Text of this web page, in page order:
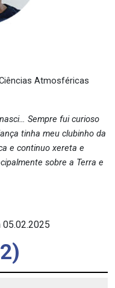
Atmosféricas
Sempre fui curioso
tinha meu clubinho da
e continuo xereta e
sobre a Terra e
05.02.2025